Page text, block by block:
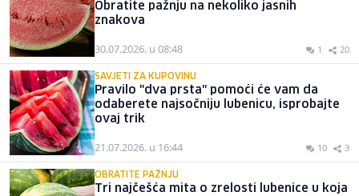
Obratite pažnju na nekoliko jasnih
znakova
30.07.2026. u 08:48 1 20
SAVJETI ZA KUPOVINU
Pravilo "dva prsta" pomoći će vam da
odaberete najsočniju lubenicu, isprobajte
ovaj trik
21.07.2026. u 16:44 10 3
OBRATITE PAŽNJU
Tri najčešća mita o zrelosti lubenice u koja